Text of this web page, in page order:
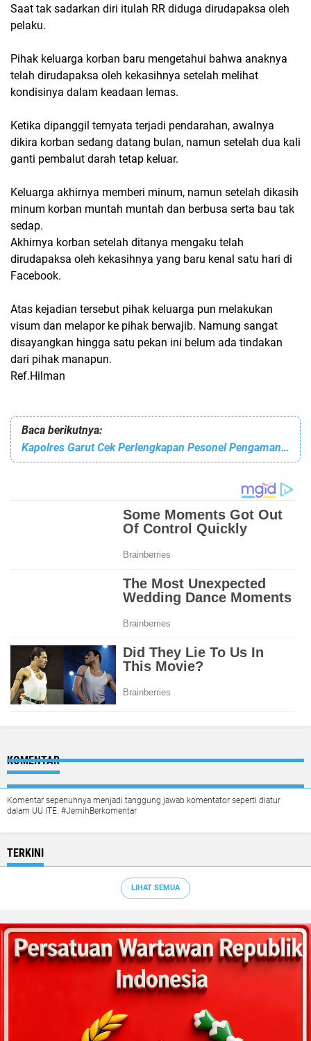
Saat tak sadarkan diri itulah RR diduga dirudapaksa oleh
pelaku.
Pihak keluarga korban baru mengetahui bahwa anaknya
telah dirudapaksa oleh kekasihnya setelah melihat
kondisinya dalam keadaan lemas.
Ketika dipanggil ternyata terjadi pendarahan, awalnya
dikira korban sedang datang bulan, namun setelah dua kali
ganti pembalut darah tetap keluar.
Keluarga akhirnya memberi minum, namun setelah dikasih
minum korban muntah muntah dan berbusa serta bau tak
sedap.
Akhirnya korban setelah ditanya mengaku telah
dirudapaksa oleh kekasihnya yang baru kenal satu hari di
Facebook.
Atas kejadian tersebut pihak keluarga pun melakukan
visum dan melapor ke pihak berwajib. Namung sangat
disayangkan hingga satu pekan ini belum ada tindakan
dari pihak manapun.
Ref.Hilman
Baca berikutnya:
Kapolres Garut Cek Perlengkapan Pesonel Pengamanan TPS
KOMENTAR
Komentar sepenuhnya menjadi tanggung jawab komentator seperti diatur
dalam UU ITE. #JernihBerkomentar
TERKINI
LIHAT SEMUA